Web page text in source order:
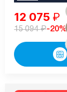
12 075 ₽
15 094₽-20%